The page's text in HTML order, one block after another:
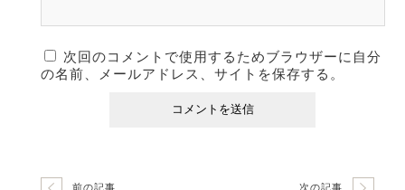
次回のコメントで使用するためブラウザーに自分
の名前、メールアドレス、サイトを保存する。
前の記事 次の記事